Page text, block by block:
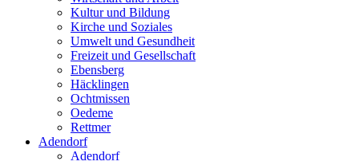
Kultur und Bildung
Kirche und Soziales
Umwelt und Gesundheit
Freizeit und Gesellschaft
Ebensberg
Häcklingen
Ochtmissen
Oedeme
Rettmer
Adendorf
Adendorf